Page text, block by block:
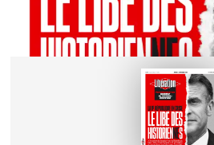
Retrouvez le Libé des
Historien.nes !